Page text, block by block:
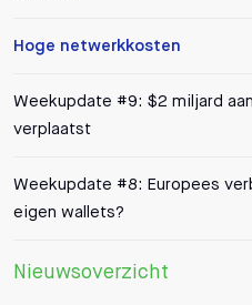
Hoge netwerkkosten
Weekupdate #9: $2 miljard
verplaatst
Weekupdate #8: Europees
eigen wallets?
Nieuwsoverzicht